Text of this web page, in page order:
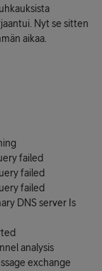
Nyt se sitten
aikaa.
failed
failed
failed
DNS server Is
analysis
exchange